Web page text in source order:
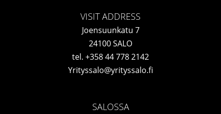
VISIT ADDRESS
Joensuunkatu 7
24100 SALO
tel. +358 44 778 2142
Yrityssalo@yrityssalo.fi
SALOSSA